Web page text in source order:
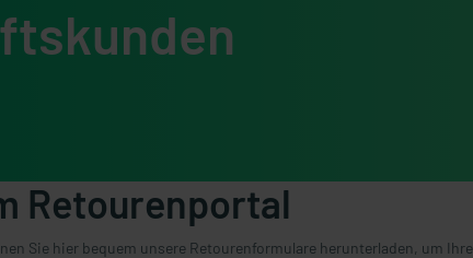
Retourenportal
Sie hier bequem unsere Retourenformulare herunterladen, um